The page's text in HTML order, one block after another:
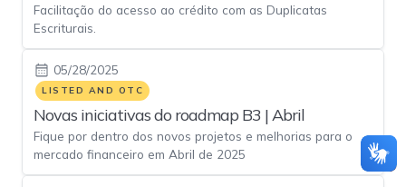
facilitar o acesso ao crédito das empresas no
Brasil
Facilitação do acesso ao crédito com as Duplicatas
Escriturais.
LISTED AND OTC
05/28/2025
Novas iniciativas do roadmap B3 | Abril
Fique por dentro dos novos projetos e melhorias para o
mercado financeiro em Abril de 2025